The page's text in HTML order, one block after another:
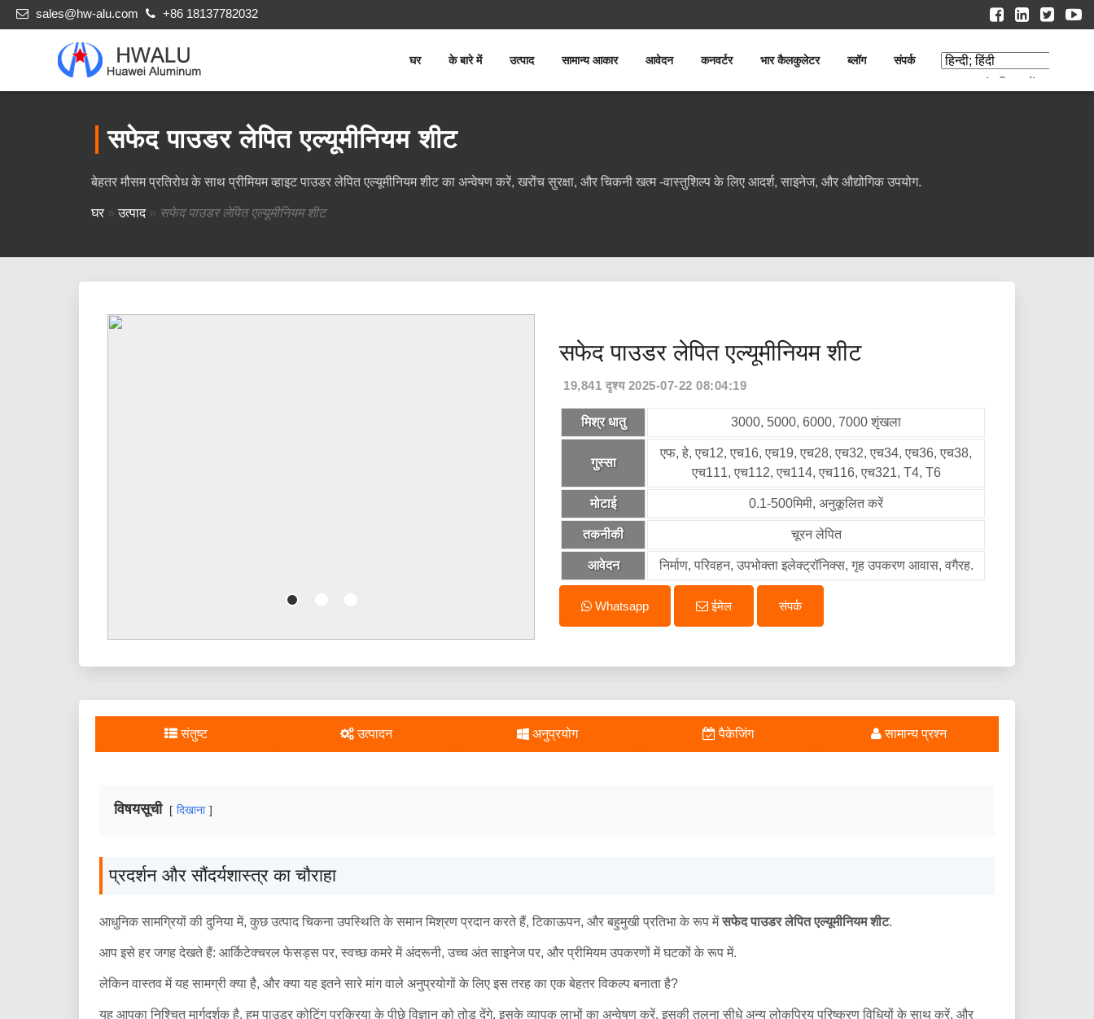
sales@hw-alu.com +86 18137782032
घर के बारे में उत्पाद सामान्य आकार आवेदन कनवर्टर भार कैलकुलेटर ब्लॉग संपर्क
सफेद पाउडर लेपित एल्यूमीनियम शीट
बेहतर मौसम प्रतिरोध के साथ प्रीमियम व्हाइट पाउडर लेपित एल्यूमीनियम शीट का अन्वेषण करें, खरोंच सुरक्षा, और चिकनी खत्म -वास्तुशिल्प के लिए आदर्श, साइनेज, और औद्योगिक उपयोग.
घर »उत्पाद» सफेद पाउडर लेपित एल्यूमीनियम शीट
सफेद पाउडर लेपित एल्यूमीनियम शीट
19,841 दृश्य 2025-07-22 08:04:19
मिश्र धातु 3000, 5000, 6000, 7000 शृंखला
गुस्सा
एफ, हे, एच12, एच16, एच19, एच28, एच32, एच34, एच36, एच38,
एच111, एच112, एच114, एच116, एच321, T4, T6
मोटाई 0.1-500मिमी, अनुकूलित करें
तकनीकी चूरन लेपित
आवेदन निर्माण, परिवहन, उपभोक्ता इलेक्ट्रॉनिक्स, गृह उपकरण आवास, वगैरह.
Whatsapp ईमेल संपर्क
संतुष्ट उत्पादन अनुप्रयोग पैकेजिंग सामान्य प्रश्न
विषयसूची दिखाना
प्रदर्शन और सौंदर्यशास्त्र का चौराहा
आधुनिक सामग्रियों की दुनिया में, कुछ उत्पाद चिकना उपस्थिति के समान मिश्रण प्रदान करते हैं, टिकाऊपन, और बहुमुखी प्रतिभा के रूप मेंसफेद पाउडर लेपित एल्यूमीनियम शीट.
आप इसे हर जगह देखते हैं: आर्किटेक्चरल फेसड्स पर, स्वच्छ कमरे में अंदरूनी, उच्च अंत साइनेज पर, और प्रीमियम उपकरणों में घटकों के रूप में.
लेकिन वास्तव में यह सामग्री क्या है, और क्या यह इतने सारे मांग वाले अनुप्रयोगों के लिए इस तरह का एक बेहतर विकल्प बनाता है?
यह आपका निश्चित मार्गदर्शक है. हम पाउडर कोटिंग प्रक्रिया के पीछे विज्ञान को तोड़ देंगे, इसके व्यापक लाभों का अन्वेषण करें, इसकी तुलना सीधे अन्य लोकप्रिय परिष्करण विधियों के साथ करें, और